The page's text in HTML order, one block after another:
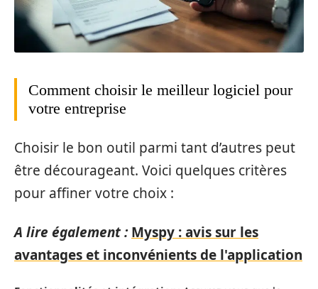
Comment choisir le meilleur logiciel pour
votre entreprise
Choisir le bon outil parmi tant d’autres peut
être décourageant. Voici quelques critères
pour affiner votre choix :
A lire également : Myspy : avis sur les
avantages et inconvénients de l'application